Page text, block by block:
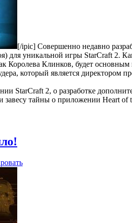
[/ipic] Совершенно недавно
для уникальной игры StarCraft 2.
Королева Клинков, будет
который является директором
StarCraft 2, о разработке
тайны о приложении Heart of